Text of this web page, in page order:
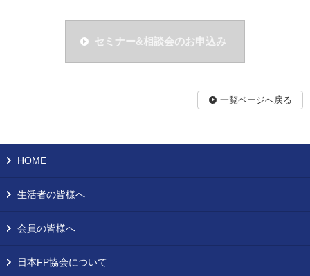
セミナー&相談会のお申込み
一覧ページへ戻る
HOME
生活者の皆様へ
会員の皆様へ
日本FP協会について